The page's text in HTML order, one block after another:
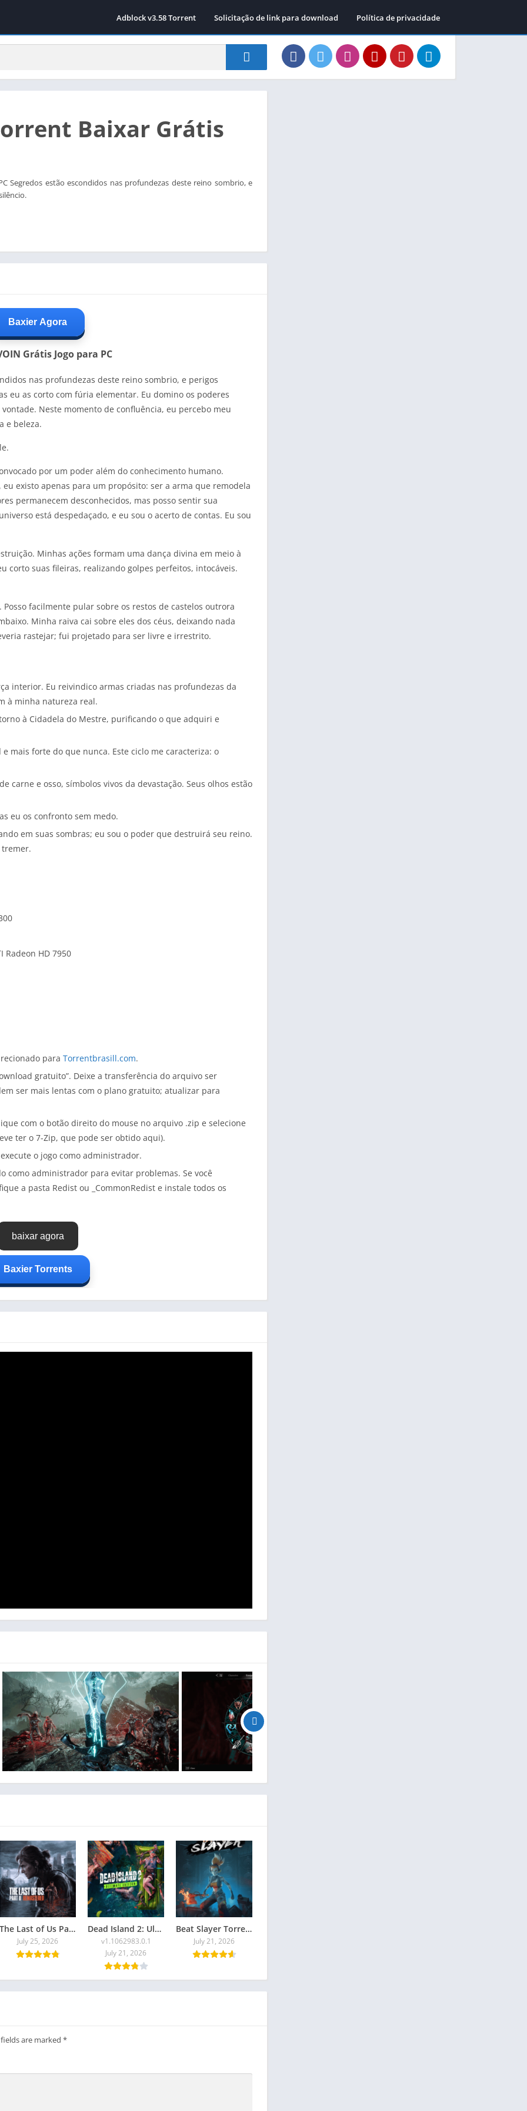
Adblock v3.58 Torrent Solicitação de link para download Política de privacidade
Baixar Grátis
Segredos estão escondidos nas profundezas deste reino sombrio, e
Baxier Agora
Grátis Jogo para PC
nas profundezas deste reino sombrio, e perigos
eu as corto com fúria elementar. Eu domino os poderes
Neste momento de confluência, eu percebo meu
e beleza.
por um poder além do conhecimento humano.
existo apenas para um propósito: ser a arma que remodela
permanecem desconhecidos, mas posso sentir sua
está despedaçado, e eu sou o acerto de contas. Eu sou
Minhas ações formam uma dança divina em meio à
corto suas fileiras, realizando golpes perfeitos, intocáveis.
facilmente pular sobre os restos de castelos outrora
Minha raiva cai sobre eles dos céus, deixando nada
rastejar; fui projetado para ser livre e irrestrito.
interior. Eu reivindico armas criadas nas profundezas da
à minha natureza real.
à Cidadela do Mestre, purificando o que adquiri e
mais forte do que nunca. Este ciclo me caracteriza: o
carne e osso, símbolos vivos da devastação. Seus olhos estão
eu os confronto sem medo.
em suas sombras; eu sou o poder que destruirá seu reino.
tremer.
Radeon HD 7950
para Torrentbrasill.com.
gratuito”. Deixe a transferência do arquivo ser
ser mais lentas com o plano gratuito; atualizar para
com o botão direito do mouse no arquivo .zip e selecione
ter o 7-Zip, que pode ser obtido aqui).
o jogo como administrador.
como administrador para evitar problemas. Se você
a pasta Redist ou _CommonRedist e instale todos os
baixar agora
Baxier Torrents
The Last of Us Part II Remastered Torrent Baixar
July 25, 2026
Dead Island 2: Ultimate Edition
v1.1062983.0.1
July 21, 2026
Beat Slayer Torrent Baixar Grátis
July 21, 2026
are marked *